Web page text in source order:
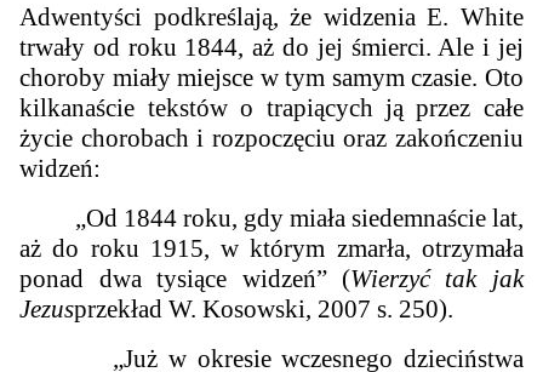
Adwentyści podkreślają, że widzenia E. White
trwały od roku 1844, aż do jej śmierci. Ale i jej
choroby miały miejsce w tym samym czasie. Oto
kilkanaście tekstów o trapiących ją przez całe
życie chorobach i rozpoczęciu oraz zakończeniu
widzeń:
„Od 1844 roku, gdy miała siedemnaście lat,
aż do roku 1915, w którym zmarła, otrzymała
ponad dwa tysiące widzeń” (Wierzyć tak jak
Jezusprzekład W. Kosowski, 2007 s. 250).
„Już w okresie wczesnego dzieciństwa